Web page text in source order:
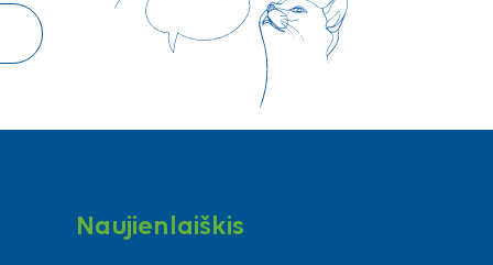
Naujienlaiškis